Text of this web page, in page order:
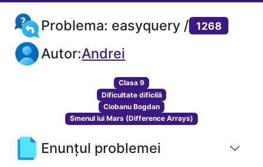
Problema: easyquery / 1268
Autor:Andrei
Clasa 9
Dificultate dificilă
Ciobanu Bogdan
Smenul lui Mars (Difference Arrays)
Enunțul problemei